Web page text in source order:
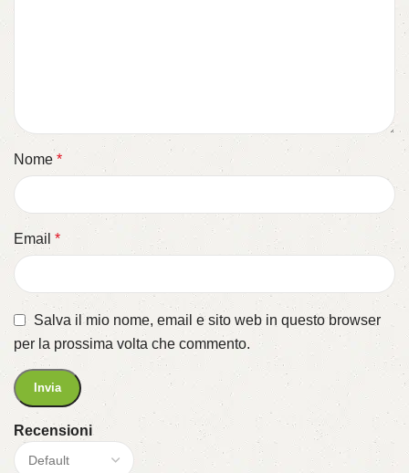
Recensioni
Nome *
Email *
Salva il mio nome, email e sito web in questo browser
per la prossima volta che commento.